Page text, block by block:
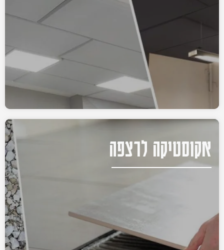
אקוסטיקה לרצפה